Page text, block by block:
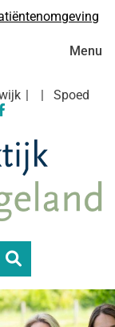
Spoed
facebook
pagina
Zoeken
Menu